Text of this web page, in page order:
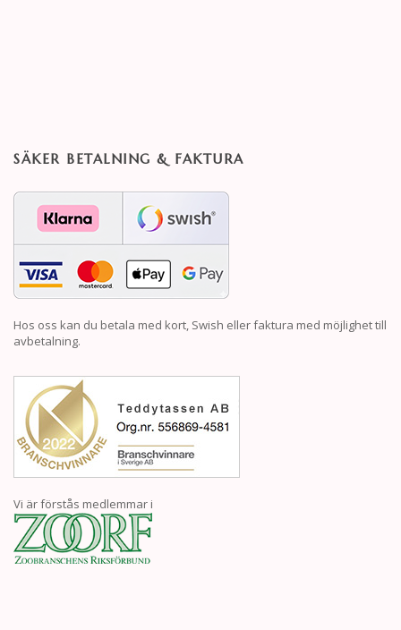
SÄKER BETALNING & FAKTURA
Hos oss kan du betala med kort, Swish eller faktura med möjlighet till
avbetalning.
Vi är förstås medlemmar i